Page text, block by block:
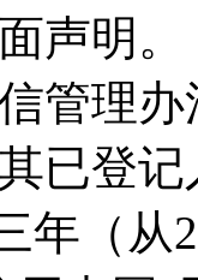
声明
管理
已登
年（从